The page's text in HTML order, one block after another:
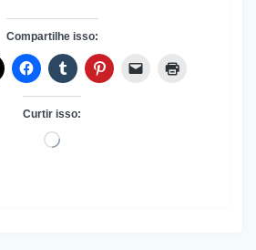
Compartilhe isso:
Curtir isso:
Carregando...